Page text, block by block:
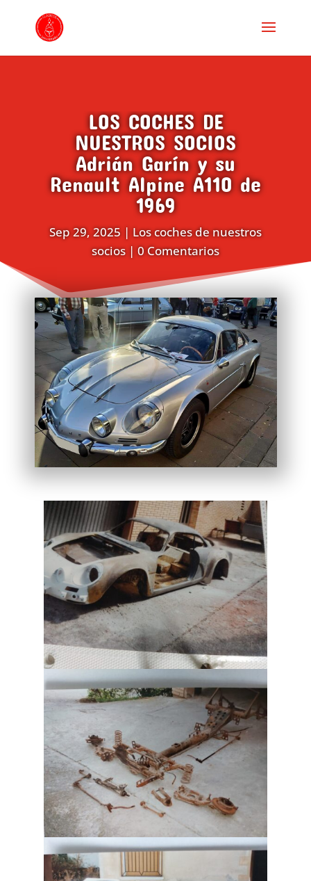
LOS COCHES DE
NUESTROS SOCIOS
Adrián Garín y su
Renault Alpine A110 de
1969
Sep 29, 2025|Los coches de nuestros
socios|0 Comentarios